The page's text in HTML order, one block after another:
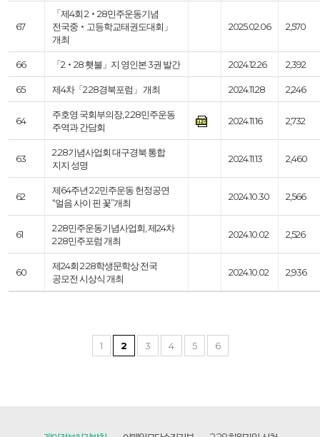
67
「제4회 2‧28민주운동기념
전국중‧고등학교태권도대회」
개최
2025.02.06 2,570
66 「2‧28 횃불」지 영인본 3권 발간 2024.12.26 2,392
65 제4차「2·28경북포럼」 개최 2024.11.28 2,246
64
주호영 국회부의장, 2.28민주운동
주역과 간담회
2024.11.16 2,732
63
2.28기념사업회 대구경북 통합
지지 성명
2024.11.13 2,460
62
제64주년 2·2민주운동 헌정공연
“얼음 사이 핀 꽃”개최
2024.10.30 2,566
61
2·28민주운동기념사업회, 제24차
2·28민주포럼 개최
2024.10.02 2,526
60
제24회 2·28학생문학상 전국
공모전 시상식 개최
2024.10.02 2,936
1 2 3 4 5 6